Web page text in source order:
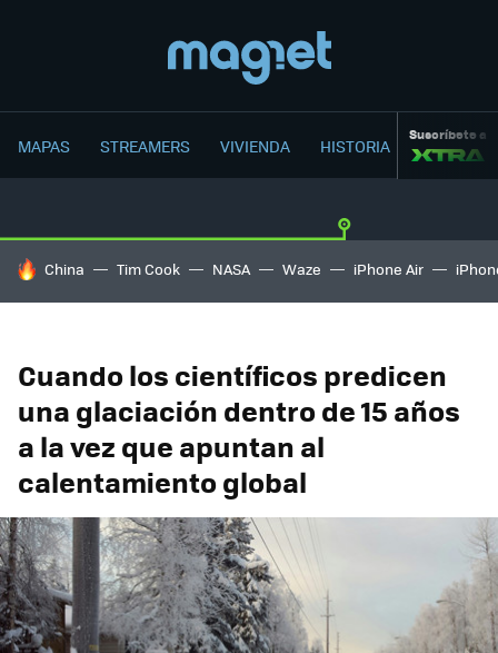
MAPAS STREAMERS VIVIENDA HISTORIA Suscríbete a
HOY SE HABLA DE
China Tim Cook NASA Waze iPhone Air
Cuando los científicos predicen
una glaciación dentro de 15 años
a la vez que apuntan al
calentamiento global